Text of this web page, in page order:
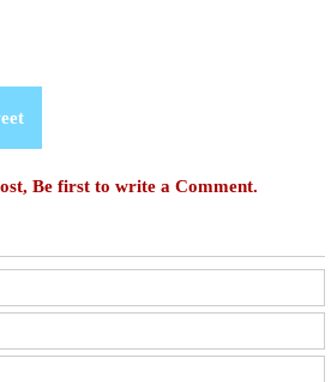
Be first to write a Comment.